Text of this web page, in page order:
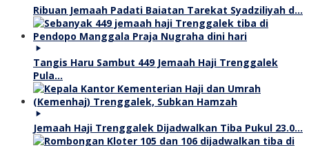
Ribuan Jemaah Padati Baiatan Tarekat Syadziliyah d…
Tangis Haru Sambut 449 Jemaah Haji Trenggalek
Pula…
Jemaah Haji Trenggalek Dijadwalkan Tiba Pukul 23.0…